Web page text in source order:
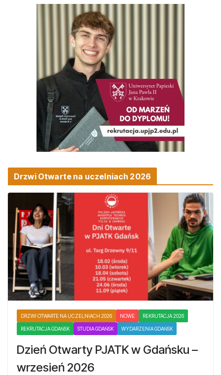
Drzwi Otwarte na uczelniach 2026
DRZWI OTWARTE NA UCZELNIACH 2026 NOWE REKRUTACJA 2026
REKRUTACJA GDAŃSK STUDIA GDAŃSK WYDARZENIA GDAŃSK
Dzień Otwarty PJATK w Gdańsku –
wrzesień 2026